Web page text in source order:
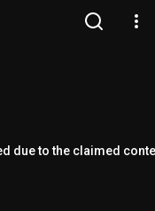
due to the claimed